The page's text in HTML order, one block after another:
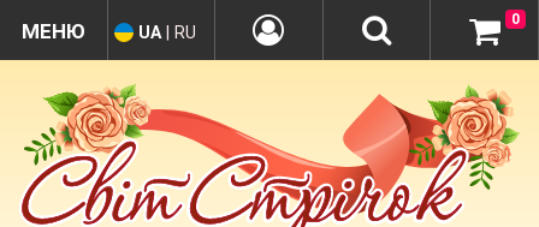
UA RU
0